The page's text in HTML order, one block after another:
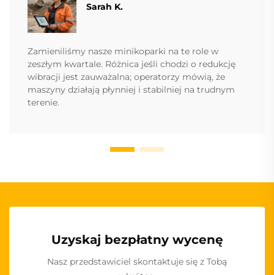
Sarah K.
Zamieniliśmy nasze minikoparki na te role w
zeszłym kwartale. Różnica jeśli chodzi o redukcję
wibracji jest zauważalna; operatorzy mówią, że
maszyny działają płynniej i stabilniej na trudnym
terenie.
Uzyskaj bezpłatny wycenę
Nasz przedstawiciel skontaktuje się z Tobą